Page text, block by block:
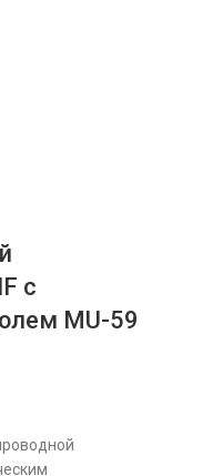
с
MU-59